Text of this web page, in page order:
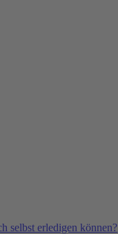
selbst erledigen können?